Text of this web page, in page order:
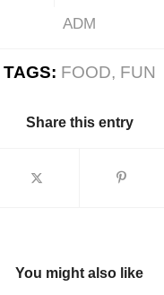
ADM
TAGS: FOOD, FUN
Share this entry
You might also like